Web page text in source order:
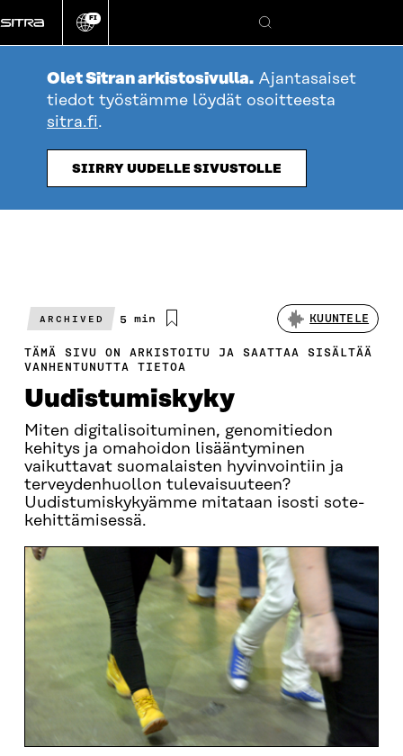
suoraan
sisältöön
Vaihda
kieli
FI
Hae
Olet Sitran arkistosivulla. Ajantasaiset
tiedot työstämme löydät osoitteesta
sitra.fi.
SIIRRY UUDELLE SIVUSTOLLE
ARCHIVED
Arvioitu
5 min KUUNTELE
TÄMÄ SIVU ON ARKISTOITU JA SAATTAA SISÄLTÄÄ
VANHENTUNUTTA TIETOA
Uudistumiskyky
Miten digitalisoituminen, genomitiedon
kehitys ja omahoidon lisääntyminen
vaikuttavat suomalaisten hyvinvointiin ja
terveydenhuollon tulevaisuuteen?
Uudistumiskykyämme mitataan isosti sote-
kehittämisessä.